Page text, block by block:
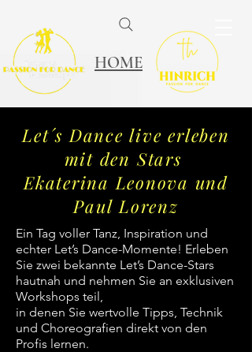
HOME
Let´s Dance live erleben
mit den Stars
Ekaterina Leonova und
Paul Lorenz
Ein Tag voller Tanz, Inspiration und
echter Let’s Dance-Momente! Erleben
Sie zwei bekannte Let’s Dance-Stars
hautnah und nehmen Sie an exklusiven
Workshops teil,
in denen Sie wertvolle Tipps, Technik
und Choreografien direkt von den
Profis lernen.